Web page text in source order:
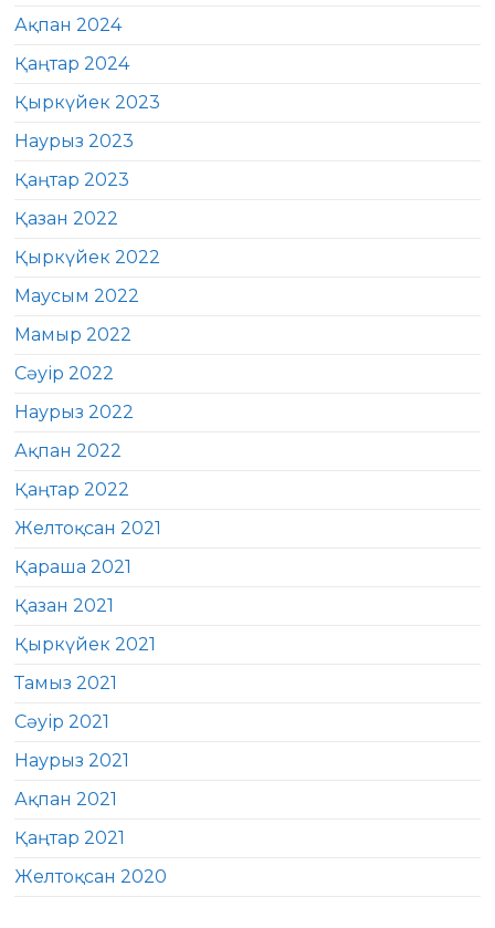
Ақпан 2024
Қаңтар 2024
Қыркүйек 2023
Наурыз 2023
Қаңтар 2023
Қазан 2022
Қыркүйек 2022
Маусым 2022
Мамыр 2022
Сәуір 2022
Наурыз 2022
Ақпан 2022
Қаңтар 2022
Желтоқсан 2021
Қараша 2021
Қазан 2021
Қыркүйек 2021
Тамыз 2021
Сәуір 2021
Наурыз 2021
Ақпан 2021
Қаңтар 2021
Желтоқсан 2020